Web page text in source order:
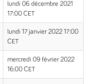
lundi 06 décembre 2021
17:00 CET
lundi 17 janvier 2022 17:00
CET
mercredi 09 février 2022
16:00 CET